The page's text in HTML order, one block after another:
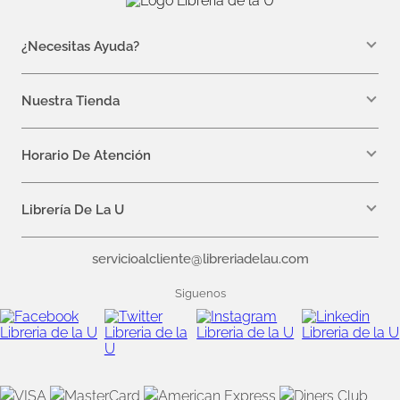
¿Necesitas Ayuda?
WhatsApp +57 310 7157616
servicioalcliente@libreriadelau.com
Nuestra Tienda
Librería de la U - Teusaquillo
Calle 32a # 19- 24
Horario De Atención
Lunes, Jueves y Viernes: 7:00 a.m a 5:00 p.m
Martes y Miércoles: 7:00 a.m a 6:00 p.m.
Librería De La U
¿Quiénes somos?
Editoriales aliadas
Nuestras politicas de atención
Superintendencia de Industria y Comercio
servicioalcliente@libreriadelau.com
Siguenos